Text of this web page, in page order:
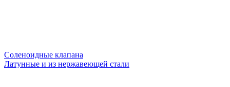
Соленоидные клапана
Латунные и из нержавеющей стали